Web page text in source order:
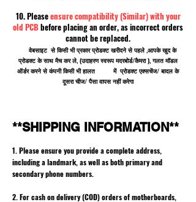
10. Pleaseensure compatibility (Similar) with your
old PCBbefore placing an order, as incorrect orders
cannot be replaced.
वेबसाइट से किसी भी प्रकार प्रोडक्ट खरीदने से पहले ,आपके खुद के
प्रोडक्ट के साथ मैच कर ले, (उदाहरण स्वरूप मदरबोर्ड/कैमरा ), गलत मॉडल
ऑर्डर करने से कंपनी किसी भी हालत में प्रोडक्ट एक्सचेंज/ बादल के
दूसरा चीज/ पैसा वापस नहीं करेगा
**SHIPPING INFORMATION**
1. Please ensure you provide a complete address,
including a landmark, as well as both primary and
secondary phone numbers.
2. For cash on delivery (COD) orders of motherboards,